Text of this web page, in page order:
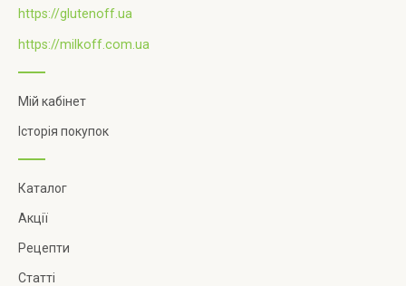
https://glutenoff.ua
https://milkoff.com.ua
Мій кабінет
Історія покупок
Каталог
Акції
Рецепти
Статті